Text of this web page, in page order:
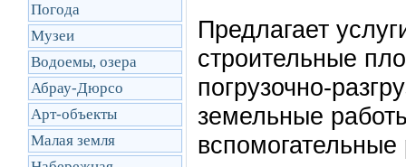
Погода
Музеи
Водоемы, озера
Абрау-Дюрсо
Арт-объекты
Малая земля
Предлагает
строительные
погрузочно-
земельные